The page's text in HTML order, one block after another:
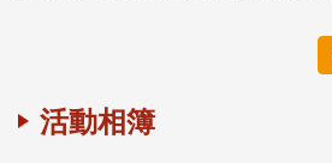
活動相簿